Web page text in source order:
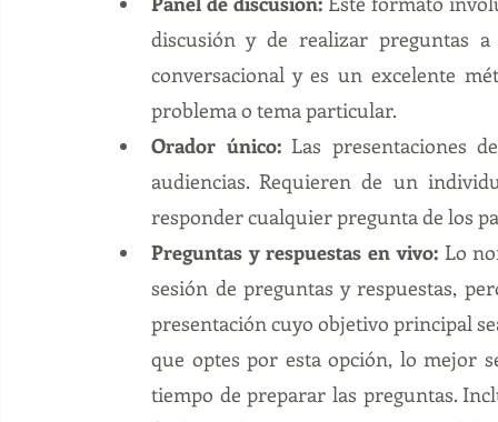
discusión y de realizar preguntas
conversacional y es un excelente
problema o tema particular.
Orador único: Las presentaciones
audiencias. Requieren de un
responder cualquier pregunta de los
Preguntas y respuestas en vivo: Lo
sesión de preguntas y respuestas,
presentación cuyo objetivo principal
que optes por esta opción, lo mejor
tiempo de preparar las preguntas.